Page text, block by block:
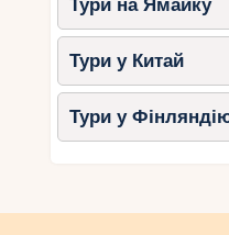
Хургаду, Шарм-
знайдете безліч
але комфортного
заздалегідь, стежте
незабутньої
Тури на Ямайку
Тури у Китай
Тури у